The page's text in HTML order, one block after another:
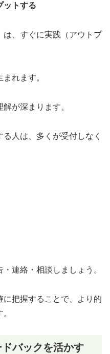
ットする
は、すぐに実践（アウトプ
れます。
が深まります。
人は、多くが受付しなく
連絡・相談しましょう。
に把握することで、より的
バックを活かす